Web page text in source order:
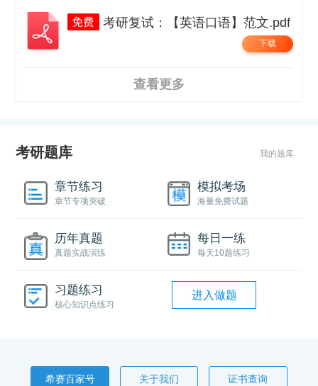
考研复试：【英语口语】范文.pdf
下载
查看更多
考研题库 我的题库
章节练习
章节专项突破
模拟考场
海量免费试题
历年真题
真题实战演练
每日一练
每天10题练习
习题练习
核心知识点练习
进入做题
希赛百家号 关于我们 证书查询